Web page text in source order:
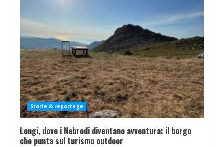
Storie & reportage
Longi, dove i Nebrodi diventano avventura: il borgo
che punta sul turismo outdoor